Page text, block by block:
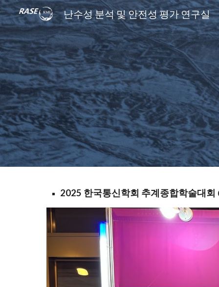
난수성 분석 및 안전성 평가 연구실
2025 한국통신학회 추계종합학술대